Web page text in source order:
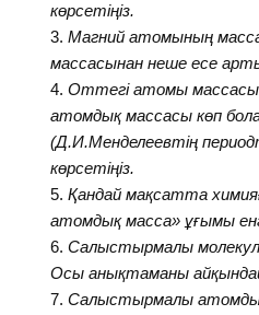
көрсетіңіз.
Магний атомының
массасынан неше есе
Оттегі атомы
атомдық массасы көп
(Д.И.Менделеевтің
көрсетіңіз.
Қандай мақсатта
атомдық масса» ұғымы
Салыстырмалы
Осы анықтаманы
Салыстырмалы